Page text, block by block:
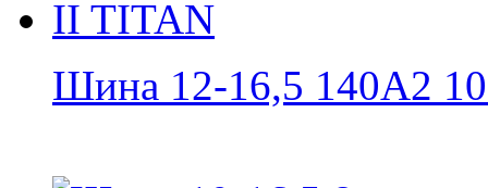
Шина 12-16,5 140A2